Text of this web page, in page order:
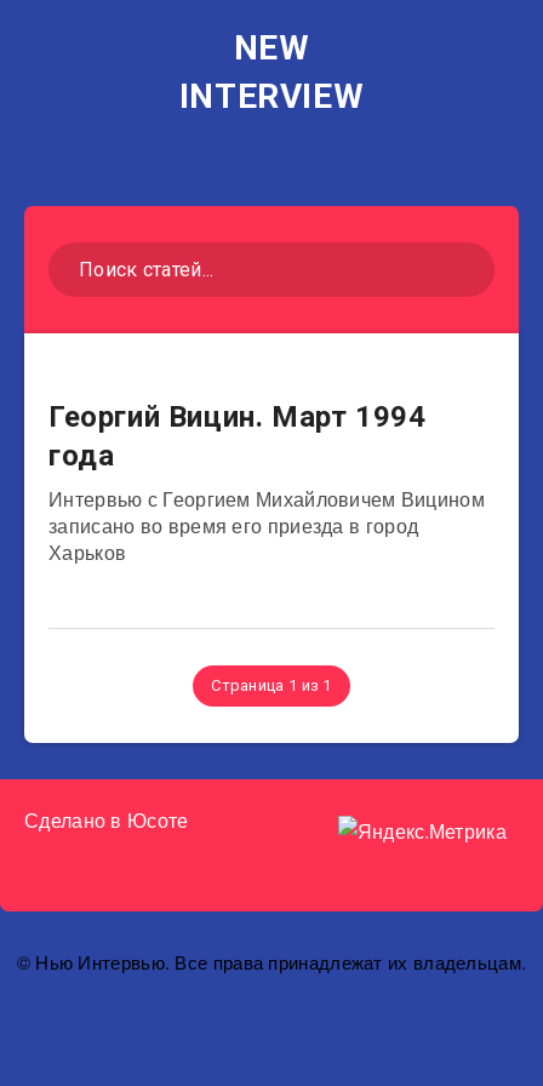
NEW
INTERVIEW
Актеры
Георгий Вицин. Март 1994
года
Интервью с Георгием Михайловичем Вицином
записано во время его приезда в город
Харьков
Страница 1 из 1
Сделано в Юсоте
© Нью Интервью. Все права принадлежат их владельцам.